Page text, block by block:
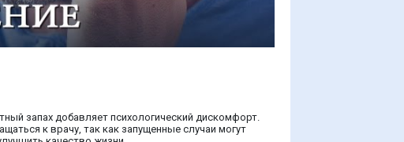
запах добавляет психологический дискомфорт.
к врачу, так как запущенные случаи могут